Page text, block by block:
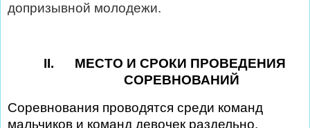
допризывной молодежи.
II.
МЕСТО И СРОКИ ПРОВЕДЕНИЯ
СОРЕВНОВАНИЙ
Соревнования проводятся среди команд
мальчиков и команд девочек раздельно.